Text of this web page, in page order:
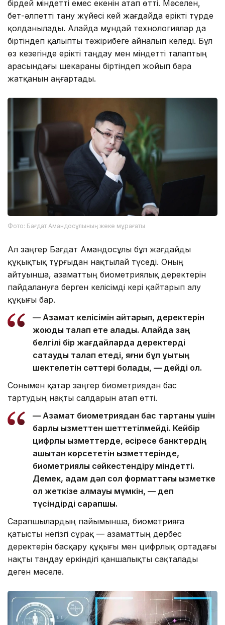
бірдей міндетті емес екенін атап өтті. Мәселен,
бет-әлпетті тану жүйесі кей жағдайда ерікті түрде
қолданылады. Алайда мұндай технологиялар да
біртіндеп қалыпты тәжірибеге айналып келеді. Бұл
өз кезегінде ерікті таңдау мен міндетті талаптың
арасындағы шекараны біртіндеп жойып бара
жатқанын аңғартады.
Фото: Бағдат Амандосұлының жеке мұрағаты
Ал заңгер Бағдат Амандосұлы бұл жағдайды
құқықтық тұрғыдан нақтылай түседі. Оның
айтуынша, азаматтың биометриялық деректерін
пайдалануға берген келісімді кері қайтарып алу
құқығы бар.
— Азамат келісімін қайтарып, деректерін
жоюды талап ете алады. Алайда заң
белгілі бір жағдайларда деректерді
сақтауды талап етеді, яғни бұл құқықтың
шектелетін сәттері болады, — дейді ол.
Сонымен қатар заңгер биометриядан бас
тартудың нақты салдарын атап өтті.
— Азамат биометриядан бас тартқаны үшін
барлық қызметтен шеттетілмейді. Кейбір
цифрлық қызметтерде, әсіресе банктердің
қашықтан көрсететін қызметтерінде,
биометриялық сәйкестендіру міндетті.
Демек, адам дәл сол форматтағы қызметке
қол жеткізе алмауы мүмкін, — деп
түсіндірді сарапшы.
Сарапшылардың пайымынша, биометрияға
қатысты негізгі сұрақ — азаматтың дербес
деректерін басқару құқығы мен цифрлық ортадағы
нақты таңдау еркіндігі қаншалықты сақталады
деген мәселе.